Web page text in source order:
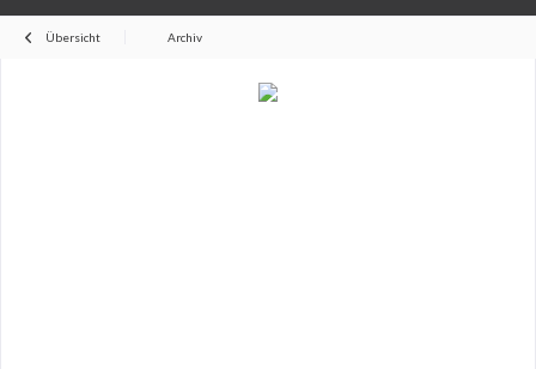
Übersicht Archiv